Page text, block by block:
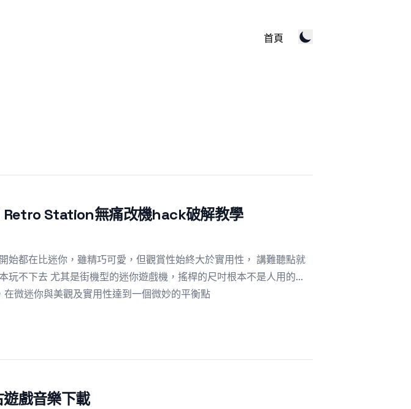
首頁
Retro Station無痛改機hack破解教學
始都在比迷你，雖精巧可愛，但觀賞性始終大於實用性， 講難聽點就
玩不下去 尤其是街機型的迷你遊戲機，搖桿的尺吋根本不是人用的...
微迷你與美觀及實用性達到一個微妙的平衡點
戲音樂下載